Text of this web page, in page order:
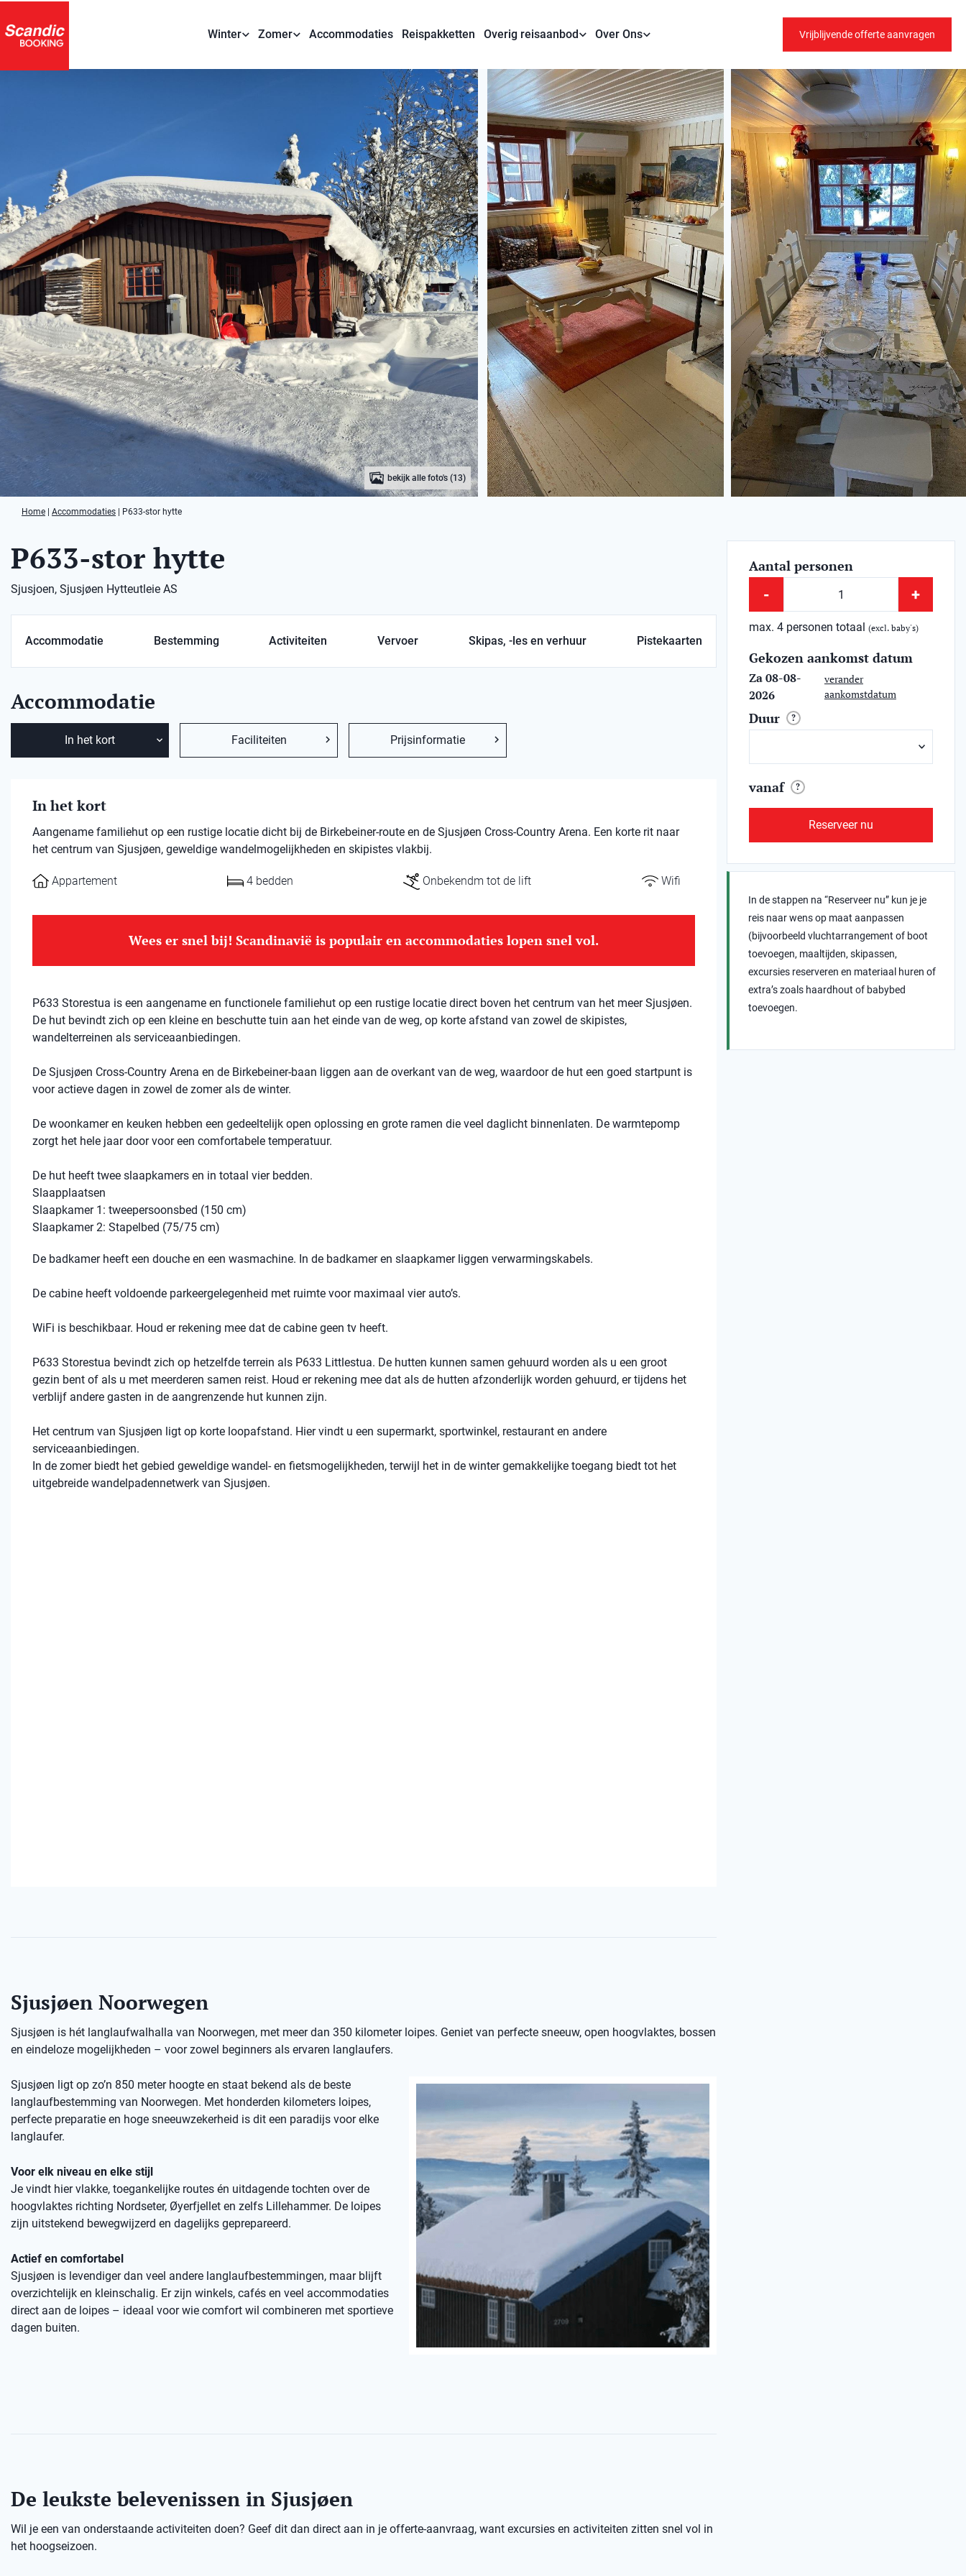
Winter Zomer Accommodaties Reispakketten Overig reisaanbod Over Ons Vrijblijvende offerte aanvragen
bekijk alle foto's (13)
Home Accommodaties P633-stor hytte
P633-stor hytte
Sjusjoen, Sjusjøen Hytteutleie AS
Accommodatie Bestemming Activiteiten Vervoer Skipas, -les en verhuur Pistekaarten
Accommodatie
In het kort Faciliteiten Prijsinformatie
In het kort
Aangename familiehut op een rustige locatie dicht bij de Birkebeiner-route en de Sjusjøen Cross-Country Arena. Een korte rit naar
het centrum van Sjusjøen, geweldige wandelmogelijkheden en skipistes vlakbij.
Appartement 4 bedden Onbekendm tot de lift Wifi
Wees er snel bij! Scandinavië is populair en accommodaties lopen snel vol.
P633 Storestua is een aangename en functionele familiehut op een rustige locatie direct boven het centrum van het meer Sjusjøen.
De hut bevindt zich op een kleine en beschutte tuin aan het einde van de weg, op korte afstand van zowel de skipistes,
wandelterreinen als serviceaanbiedingen.
De Sjusjøen Cross-Country Arena en de Birkebeiner-baan liggen aan de overkant van de weg, waardoor de hut een goed startpunt is
voor actieve dagen in zowel de zomer als de winter.
De woonkamer en keuken hebben een gedeeltelijk open oplossing en grote ramen die veel daglicht binnenlaten. De warmtepomp
zorgt het hele jaar door voor een comfortabele temperatuur.
De hut heeft twee slaapkamers en in totaal vier bedden.
Slaapplaatsen
Slaapkamer 1: tweepersoonsbed (150 cm)
Slaapkamer 2: Stapelbed (75/75 cm)
De badkamer heeft een douche en een wasmachine. In de badkamer en slaapkamer liggen verwarmingskabels.
De cabine heeft voldoende parkeergelegenheid met ruimte voor maximaal vier auto’s.
WiFi is beschikbaar. Houd er rekening mee dat de cabine geen tv heeft.
P633 Storestua bevindt zich op hetzelfde terrein als P633 Littlestua. De hutten kunnen samen gehuurd worden als u een groot
gezin bent of als u met meerderen samen reist. Houd er rekening mee dat als de hutten afzonderlijk worden gehuurd, er tijdens het
verblijf andere gasten in de aangrenzende hut kunnen zijn.
Het centrum van Sjusjøen ligt op korte loopafstand. Hier vindt u een supermarkt, sportwinkel, restaurant en andere
serviceaanbiedingen.
In de zomer biedt het gebied geweldige wandel- en fietsmogelijkheden, terwijl het in de winter gemakkelijke toegang biedt tot het
uitgebreide wandelpadennetwerk van Sjusjøen.
Sjusjøen Noorwegen
Sjusjøen is hét langlaufwalhalla van Noorwegen, met meer dan 350 kilometer loipes. Geniet van perfecte sneeuw, open hoogvlaktes, bossen
en eindeloze mogelijkheden – voor zowel beginners als ervaren langlaufers.
Sjusjøen ligt op zo’n 850 meter hoogte en staat bekend als de beste
langlaufbestemming van Noorwegen. Met honderden kilometers loipes,
perfecte preparatie en hoge sneeuwzekerheid is dit een paradijs voor elke
langlaufer.
Voor elk niveau en elke stijl
Je vindt hier vlakke, toegankelijke routes én uitdagende tochten over de
hoogvlaktes richting Nordseter, Øyerfjellet en zelfs Lillehammer. De loipes
zijn uitstekend bewegwijzerd en dagelijks geprepareerd.
Actief en comfortabel
Sjusjøen is levendiger dan veel andere langlaufbestemmingen, maar blijft
overzichtelijk en kleinschalig. Er zijn winkels, cafés en veel accommodaties
direct aan de loipes – ideaal voor wie comfort wil combineren met sportieve
dagen buiten.
De leukste belevenissen in Sjusjøen
Wil je een van onderstaande activiteiten doen? Geef dit dan direct aan in je offerte-aanvraag, want excursies en activiteiten zitten snel vol in
het hoogseizoen.
Aantal personen
- +
max. 4 personen totaal(excl. baby's)
Gekozen aankomst datum
Za 08-08-
2026
verander
aankomstdatum
Duur ?
vanaf ?
Reserveer nu
In de stappen na “Reserveer nu” kun je je
reis naar wens op maat aanpassen
(bijvoorbeeld vluchtarrangement of boot
toevoegen, maaltijden, skipassen,
excursies reserveren en materiaal huren of
extra’s zoals haardhout of babybed
toevoegen.